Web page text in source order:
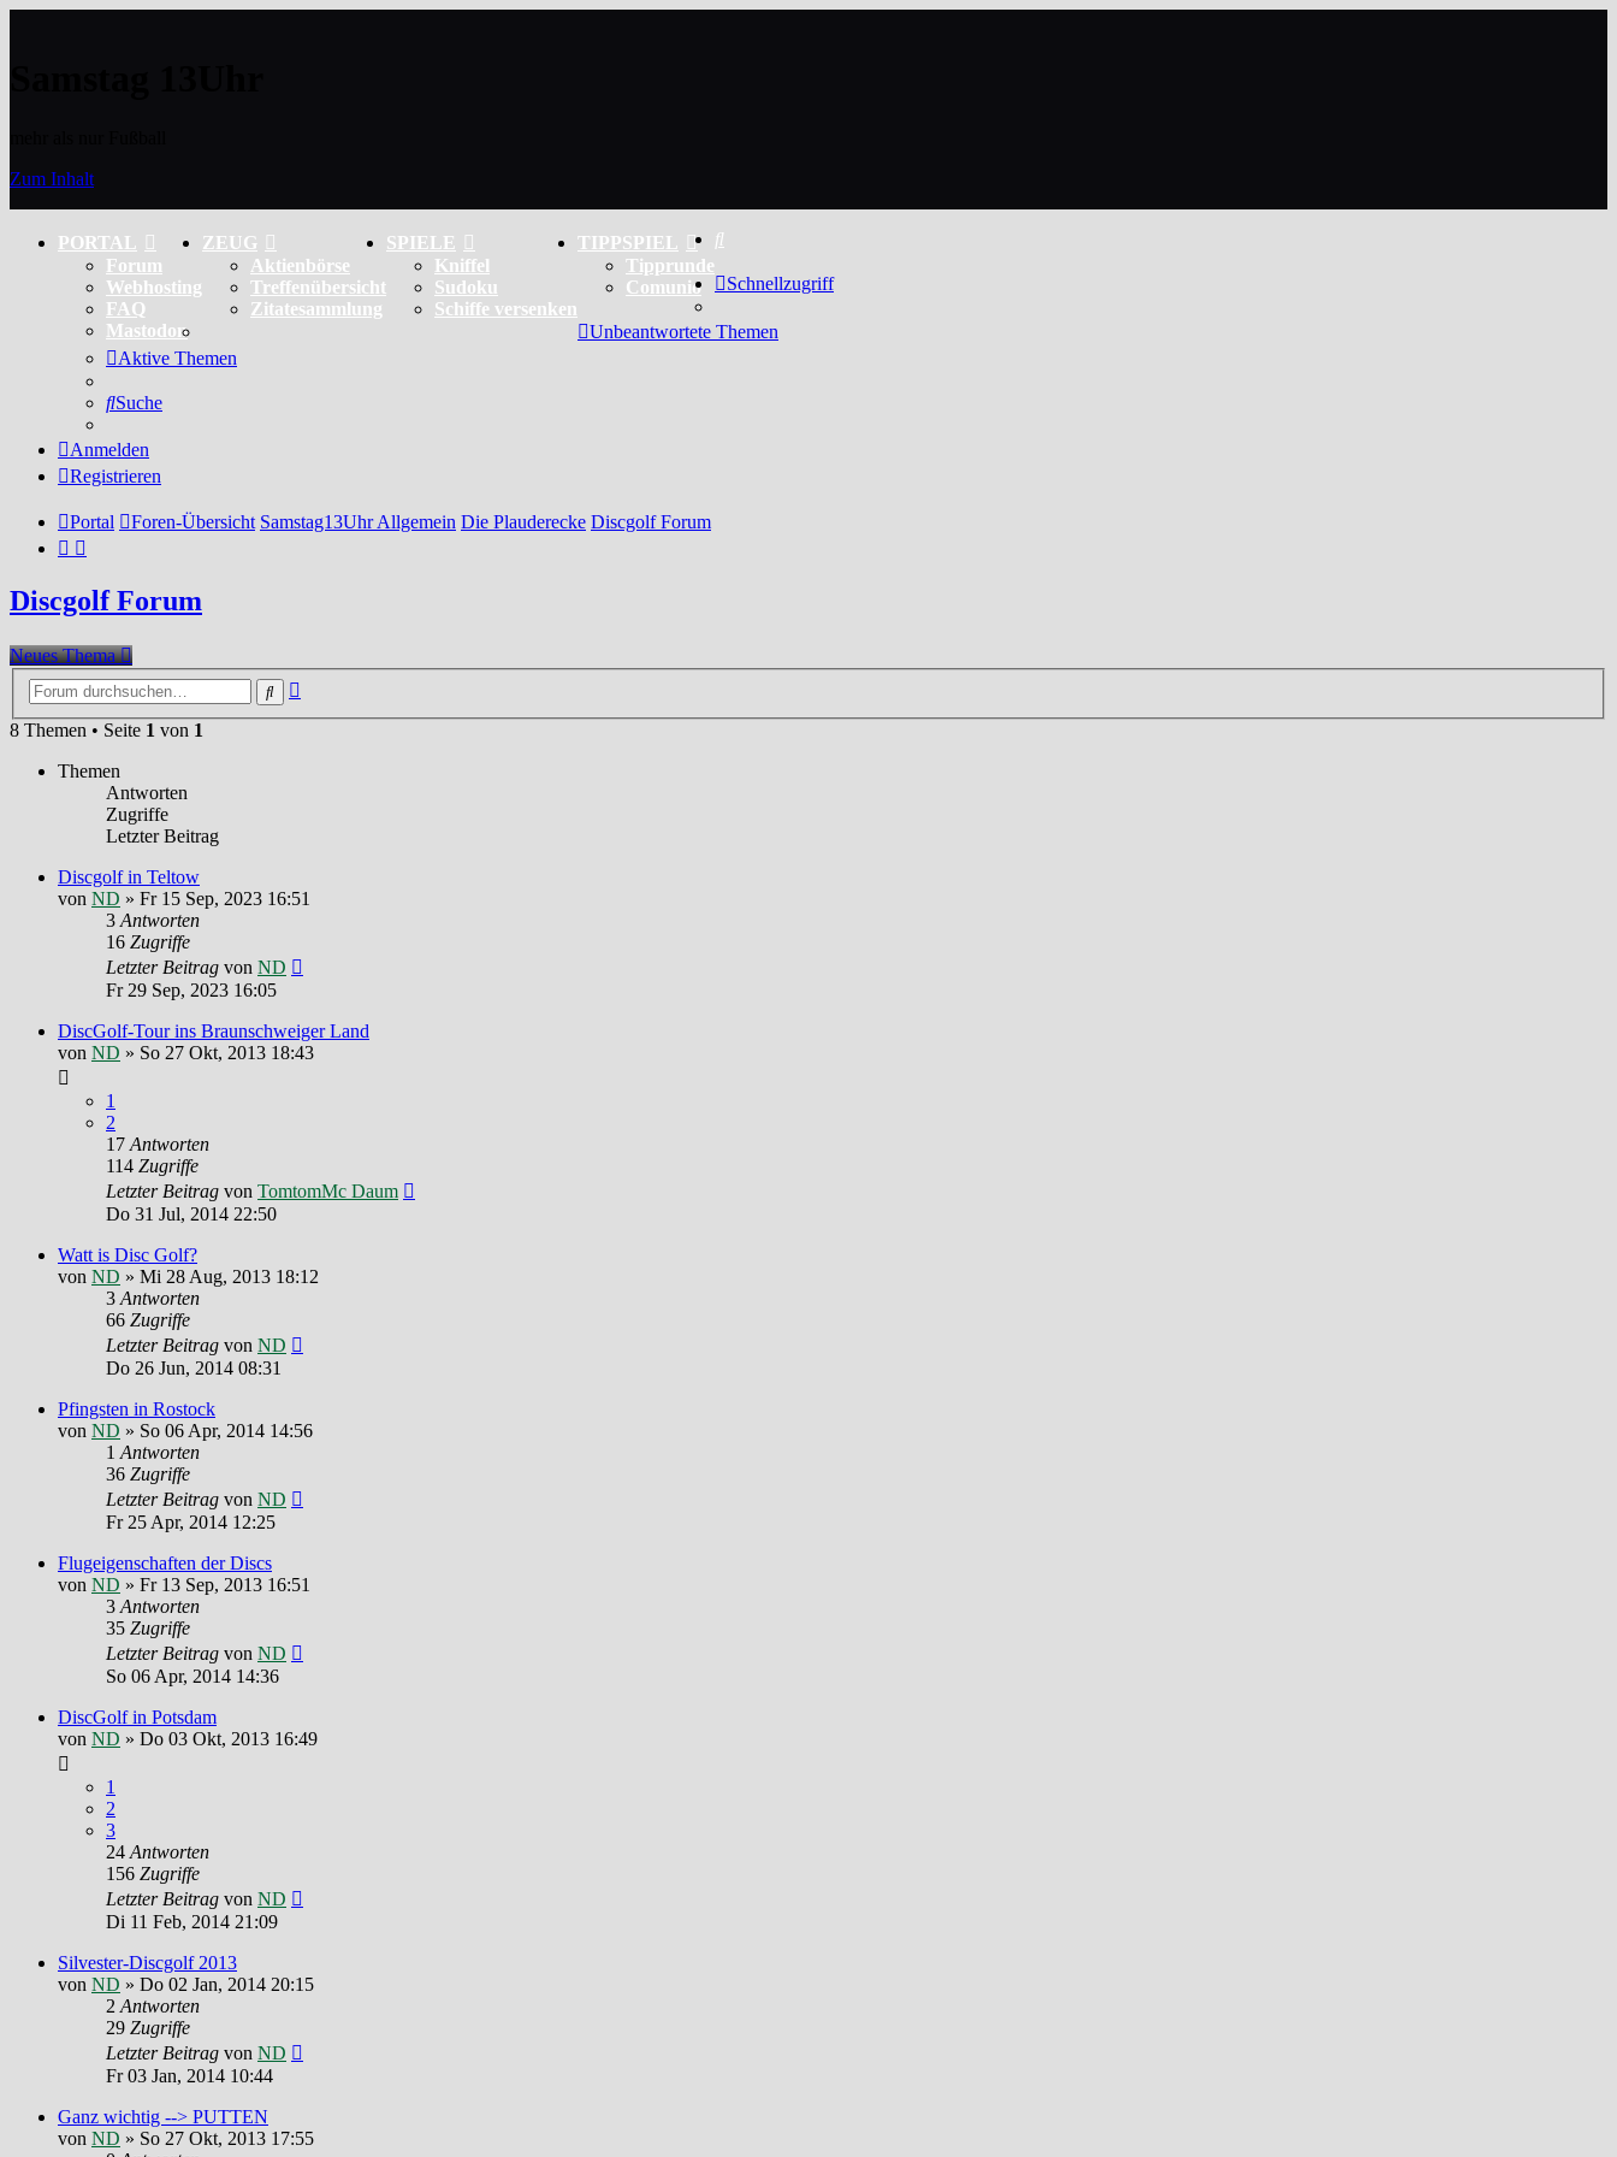
Zum Inhalt
PORTAL
Forum
Webhosting
FAQ
Mastodon
ZEUG
Aktienbörse
Treffenübersicht
Zitatesammlung
SPIELE
Kniffel
Sudoku
Schiffe versenken
TIPPSPIEL
Tipprunde
Comunio
Schnellzugriff
Unbeantwortete Themen
Aktive Themen
Suche
Anmelden
Registrieren
Portal Foren-Übersicht Samstag13Uhr Allgemein Die Plauderecke Discgolf Forum
Discgolf Forum
Neues Thema
Suche
8 Themen • Seite 1 von 1
Themen
Antworten
Zugriffe
Letzter Beitrag
Discgolf in Teltow
von ND » Fr 15 Sep, 2023 16:51
3 Antworten
16 Zugriffe
Letzter Beitrag von ND
Fr 29 Sep, 2023 16:05
DiscGolf-Tour ins Braunschweiger Land
von ND » So 27 Okt, 2013 18:43
1
2
17 Antworten
114 Zugriffe
Letzter Beitrag von TomtomMc Daum
Do 31 Jul, 2014 22:50
Watt is Disc Golf?
von ND » Mi 28 Aug, 2013 18:12
3 Antworten
66 Zugriffe
Letzter Beitrag von ND
Do 26 Jun, 2014 08:31
Pfingsten in Rostock
von ND » So 06 Apr, 2014 14:56
1 Antworten
36 Zugriffe
Letzter Beitrag von ND
Fr 25 Apr, 2014 12:25
Flugeigenschaften der Discs
von ND » Fr 13 Sep, 2013 16:51
3 Antworten
35 Zugriffe
Letzter Beitrag von ND
So 06 Apr, 2014 14:36
DiscGolf in Potsdam
von ND » Do 03 Okt, 2013 16:49
1
2
3
24 Antworten
156 Zugriffe
Letzter Beitrag von ND
Di 11 Feb, 2014 21:09
Silvester-Discgolf 2013
von ND » Do 02 Jan, 2014 20:15
2 Antworten
29 Zugriffe
Letzter Beitrag von ND
Fr 03 Jan, 2014 10:44
Ganz wichtig --> PUTTEN
von ND » So 27 Okt, 2013 17:55